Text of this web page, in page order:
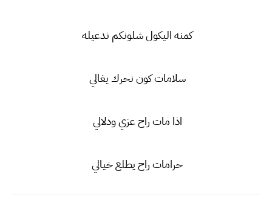
كمنه اليكول شلونكم ندعيله
سلامات كون نحرك يغالي
اذا مات راح عزي ودلالي
حرامات راح يطلع خيالي